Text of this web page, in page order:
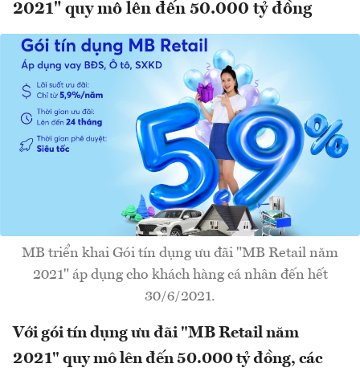
2021" quy mô lên đến 50.000 tỷ đồng
MB triển khai Gói tín dụng ưu đãi "MB Retail năm
2021" áp dụng cho khách hàng cá nhân đến hết
30/6/2021.
Với gói tín dụng ưu đãi "MB Retail năm
2021" quy mô lên đến 50.000 tỷ đồng, các